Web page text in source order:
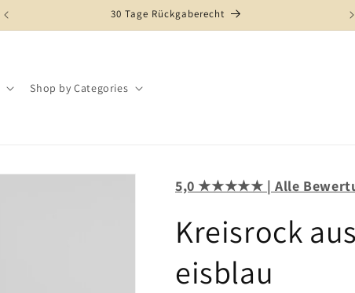
30 Tage Rückgaberecht
Shop by Categories
5,0 ★★★★★ | Alle
Kreisrock
eisblau